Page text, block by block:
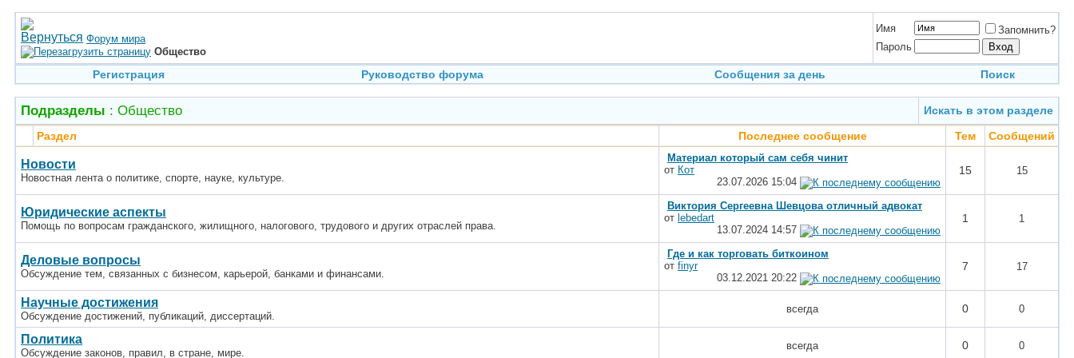
Форум мира
Общество
Имя
Запомнить?
Пароль
Регистрация Руководство форума Сообщения за день Поиск
Подразделы : Общество
Искать в этом разделе
Раздел
Последнее сообщение Тем Сообщений
Новости
Новостная лента о политике, спорте, науке, культуре.
Материал который сам себя чинит
от Кот
23.07.2026 15:04
15 15
Юридические аспекты
Помощь по вопросам гражданского, жилищного, налогового, трудового и других отраслей права.
Виктория Сергеевна Шевцова отличный адвокат
от lebedart
13.07.2024 14:57
1 1
Деловые вопросы
Обсуждение тем, связанных с бизнесом, карьерой, банками и финансами.
Где и как торговать биткоином
от finyr
03.12.2021 20:22
7 17
Научные достижения
Обсуждение достижений, публикаций, диссертаций.
всегда 0 0
Политика
Обсуждение законов, правил, в стране, мире.
всегда 0 0